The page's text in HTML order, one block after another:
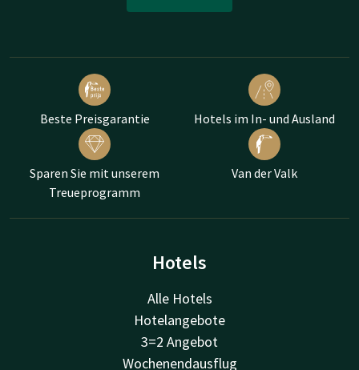
Beste Preisgarantie Hotels im In- und Ausland
Sparen Sie mit unserem
Treueprogramm
Van der Valk
Hotels
Alle Hotels
Hotelangebote
3=2 Angebot
Wochenendausflug